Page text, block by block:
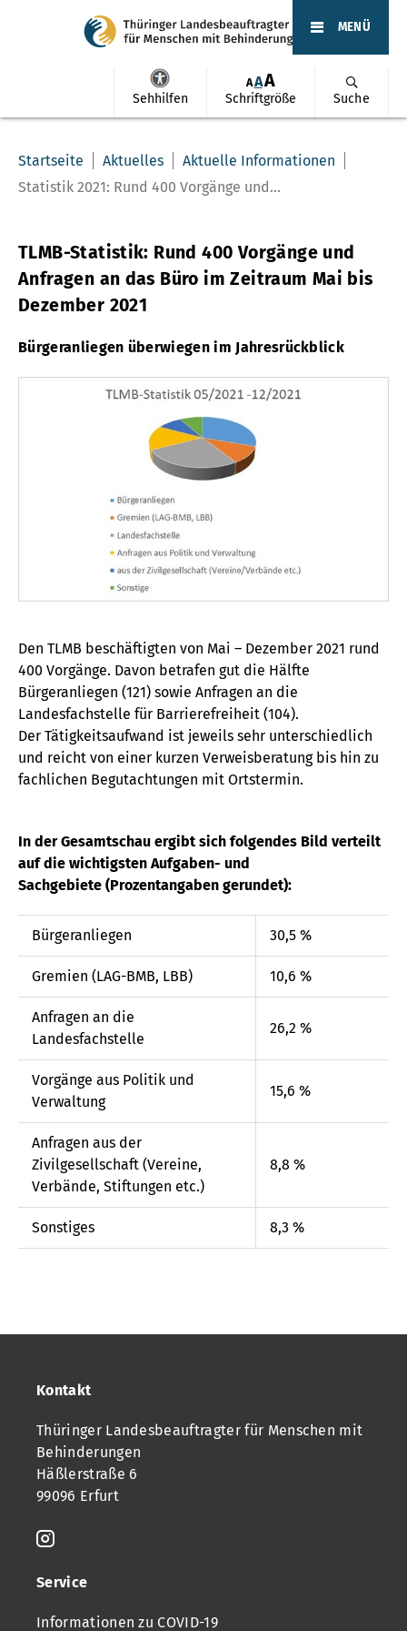
Sehhilfen
AAA
Schriftgröße Suche
MENÜ
Startseite Aktuelles
Aktuelle Informationen
Statistik 2021: Rund 400 Vorgänge und...
TLMB-Statistik: Rund 400 Vorgänge und
Anfragen an das Büro im Zeitraum Mai bis
Dezember 2021
Bürgeranliegen überwiegen im Jahresrückblick
Den TLMB beschäftigten von Mai – Dezember 2021 rund
400 Vorgänge. Davon betrafen gut die Hälfte
Bürgeranliegen (121) sowie Anfragen an die
Landesfachstelle für Barrierefreiheit (104).
Der Tätigkeitsaufwand ist jeweils sehr unterschiedlich
und reicht von einer kurzen Verweisberatung bis hin zu
fachlichen Begutachtungen mit Ortstermin.
In der Gesamtschau ergibt sich folgendes Bild verteilt
auf die wichtigsten Aufgaben- und
Sachgebiete (Prozentangaben gerundet):
Bürgeranliegen 30,5 %
Gremien (LAG-BMB, LBB) 10,6 %
Anfragen an die
Landesfachstelle
26,2 %
Vorgänge aus Politik und
Verwaltung
15,6 %
Anfragen aus der
Zivilgesellschaft (Vereine,
Verbände, Stiftungen etc.)
8,8 %
Sonstiges 8,3 %
Kontakt
Thüringer Landesbeauftragter für Menschen mit
Behinderungen
Häßlerstraße 6
99096 Erfurt
Service
Informationen zu COVID-19